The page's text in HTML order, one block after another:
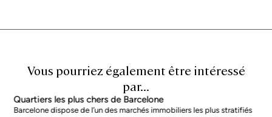
Vous pourriez également être intéressé
par...
Quartiers les plus chers de Barcelone
Barcelone dispose de l’un des marchés immobiliers les plus stratifiés